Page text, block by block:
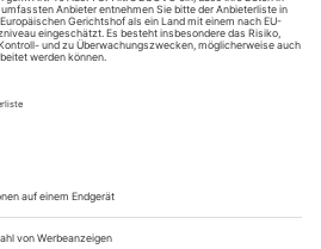
gerade vor einem Fachwechsel?
schon seit geraumer Zeit. Der
Vorbereitung für die nächsten
Radames in «Aida».